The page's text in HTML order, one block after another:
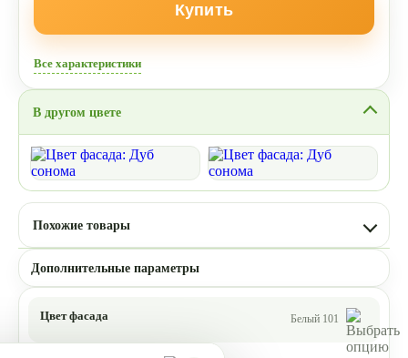
Купить
Все характеристики
В другом цвете
Похожие товары
Дополнительные параметры
Цвет фасада Белый 101